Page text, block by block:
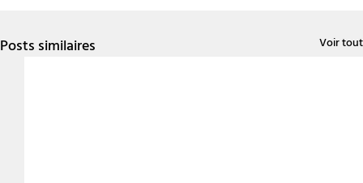
Posts similaires Voir tout